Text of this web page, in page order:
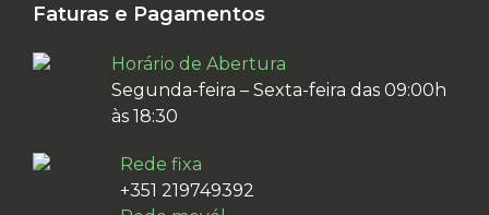
Faturas e Pagamentos
Horário de Abertura
Segunda-feira – Sexta-feira das 09:00h
às 18:30
Rede fixa
+351 219749392